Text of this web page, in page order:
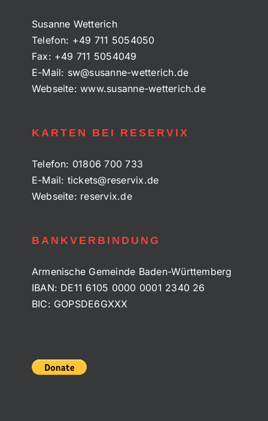
Susanne Wetterich
Telefon: +49 711 5054050
Fax: +49 711 5054049
E-Mail: sw@susanne-wetterich.de
Webseite:www.susanne-wetterich.de
KARTEN BEI RESERVIX
Telefon: 01806 700 733
E-Mail: tickets@reservix.de
Webseite: reservix.de
BANKVERBINDUNG
Armenische Gemeinde Baden-Württemberg
IBAN: DE11 6105 0000 0001 2340 26
BIC: GOPSDE6GXXX